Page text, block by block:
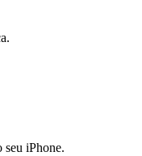
seu iPhone.